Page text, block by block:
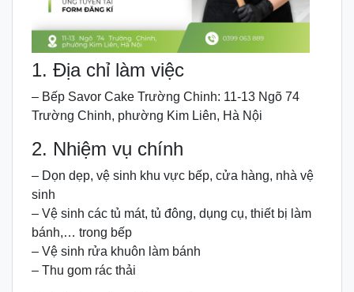
1. Địa chỉ làm việc
– Bếp Savor Cake Trường Chinh: 11-13 Ngõ 74
Trường Chinh, phường Kim Liên, Hà Nội
2. Nhiệm vụ chính
– Dọn dẹp, vệ sinh khu vực bếp, cửa hàng, nhà vệ
sinh
– Vệ sinh các tủ mát, tủ đông, dụng cụ, thiết bị làm
bánh,… trong bếp
– Vệ sinh rửa khuôn làm bánh
– Thu gom rác thải